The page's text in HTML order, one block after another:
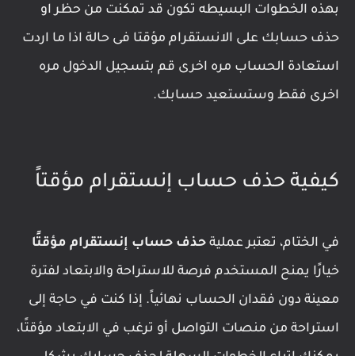
بهذه الخطوات البسيطه تكون قد تمكنت من حظر او
حذف حسابك على الانستقرام مؤقتا فى حالة اذا ما اردت
استعادة الحساب مره اخرى قم بتسجيل الدخول مره
اخرى فقط وستستعيد حسابك.
كيفية حذف حساب إنستقرام مؤقتاً
في الختام، تعتبر عملية حذف حساب إنستقرام مؤقتًا
خيارًا يمنح المستخدم فرصة للاستراحة والابتعاد لفترة
معينة دون فقدان الحساب نهائياً. إذا كنت في حاجة إلى
استراحة من منصات التواصل أو ترغب في الابتعاد مؤقتًا،